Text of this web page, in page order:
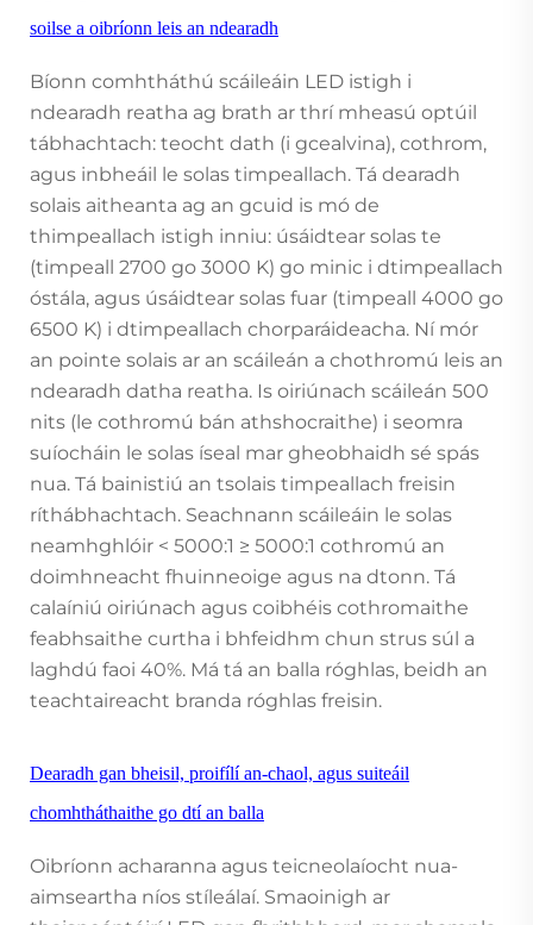
soilse a oibríonn leis an ndearadh
Bíonn comhtháthú scáileáin LED istigh i
ndearadh reatha ag brath ar thrí mheasú optúil
tábhachtach: teocht dath (i gcealvina), cothrom,
agus inbheáil le solas timpeallach. Tá dearadh
solais aitheanta ag an gcuid is mó de
thimpeallach istigh inniu: úsáidtear solas te
(timpeall 2700 go 3000 K) go minic i dtimpeallach
óstála, agus úsáidtear solas fuar (timpeall 4000 go
6500 K) i dtimpeallach chorparáideacha. Ní mór
an pointe solais ar an scáileán a chothromú leis an
ndearadh datha reatha. Is oiriúnach scáileán 500
nits (le cothromú bán athshocraithe) i seomra
suíocháin le solas íseal mar gheobhaidh sé spás
nua. Tá bainistiú an tsolais timpeallach freisin
ríthábhachtach. Seachnann scáileáin le solas
neamhghlóir < 5000:1 ≥ 5000:1 cothromú an
doimhneacht fhuinneoige agus na dtonn. Tá
calaíniú oiriúnach agus coibhéis cothromaithe
feabhsaithe curtha i bhfeidhm chun strus súl a
laghdú faoi 40%. Má tá an balla róghlas, beidh an
teachtaireacht branda róghlas freisin.
Dearadh gan bheisil, proifílí an-chaol, agus suiteáil
chomhtháthaithe go dtí an balla
Oibríonn acharanna agus teicneolaíocht nua-
aimseartha níos stíleálaí. Smaoinigh ar